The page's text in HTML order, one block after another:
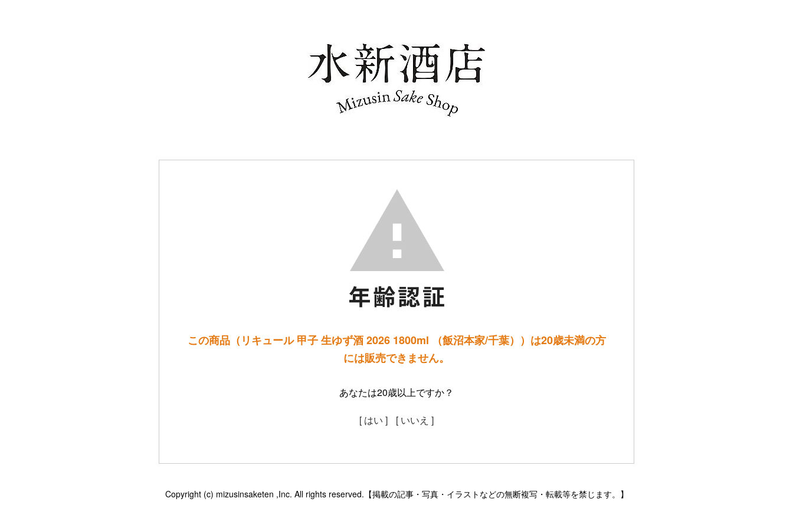
この商品（リキュール 甲子 生ゆず酒 2026 1800ml （飯沼本家/千葉））は20歳未満の方
には販売できません。
あなたは20歳以上ですか？
[ はい ] [ いいえ ]
Copyright (c) mizusinsaketen ,Inc. All rights reserved.【掲載の記事・写真・イラストなどの無断複写・転載等を禁じます。】